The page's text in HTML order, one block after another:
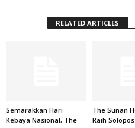
RELATED ARTICLES
Semarakkan Hari
Kebaya Nasional, The
The Sunan
Raih